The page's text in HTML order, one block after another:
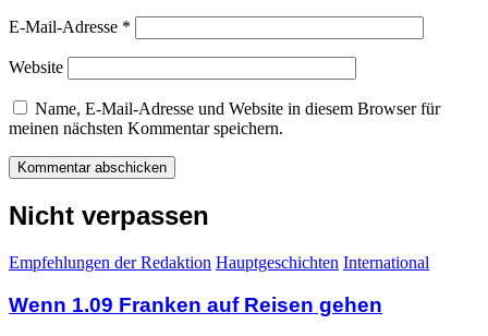
E-Mail-Adresse *
Website
Name, E-Mail-Adresse und Website in diesem Browser für
meinen nächsten Kommentar speichern.
Nicht verpassen
Empfehlungen der Redaktion Hauptgeschichten International
Wenn 1.09 Franken auf Reisen gehen